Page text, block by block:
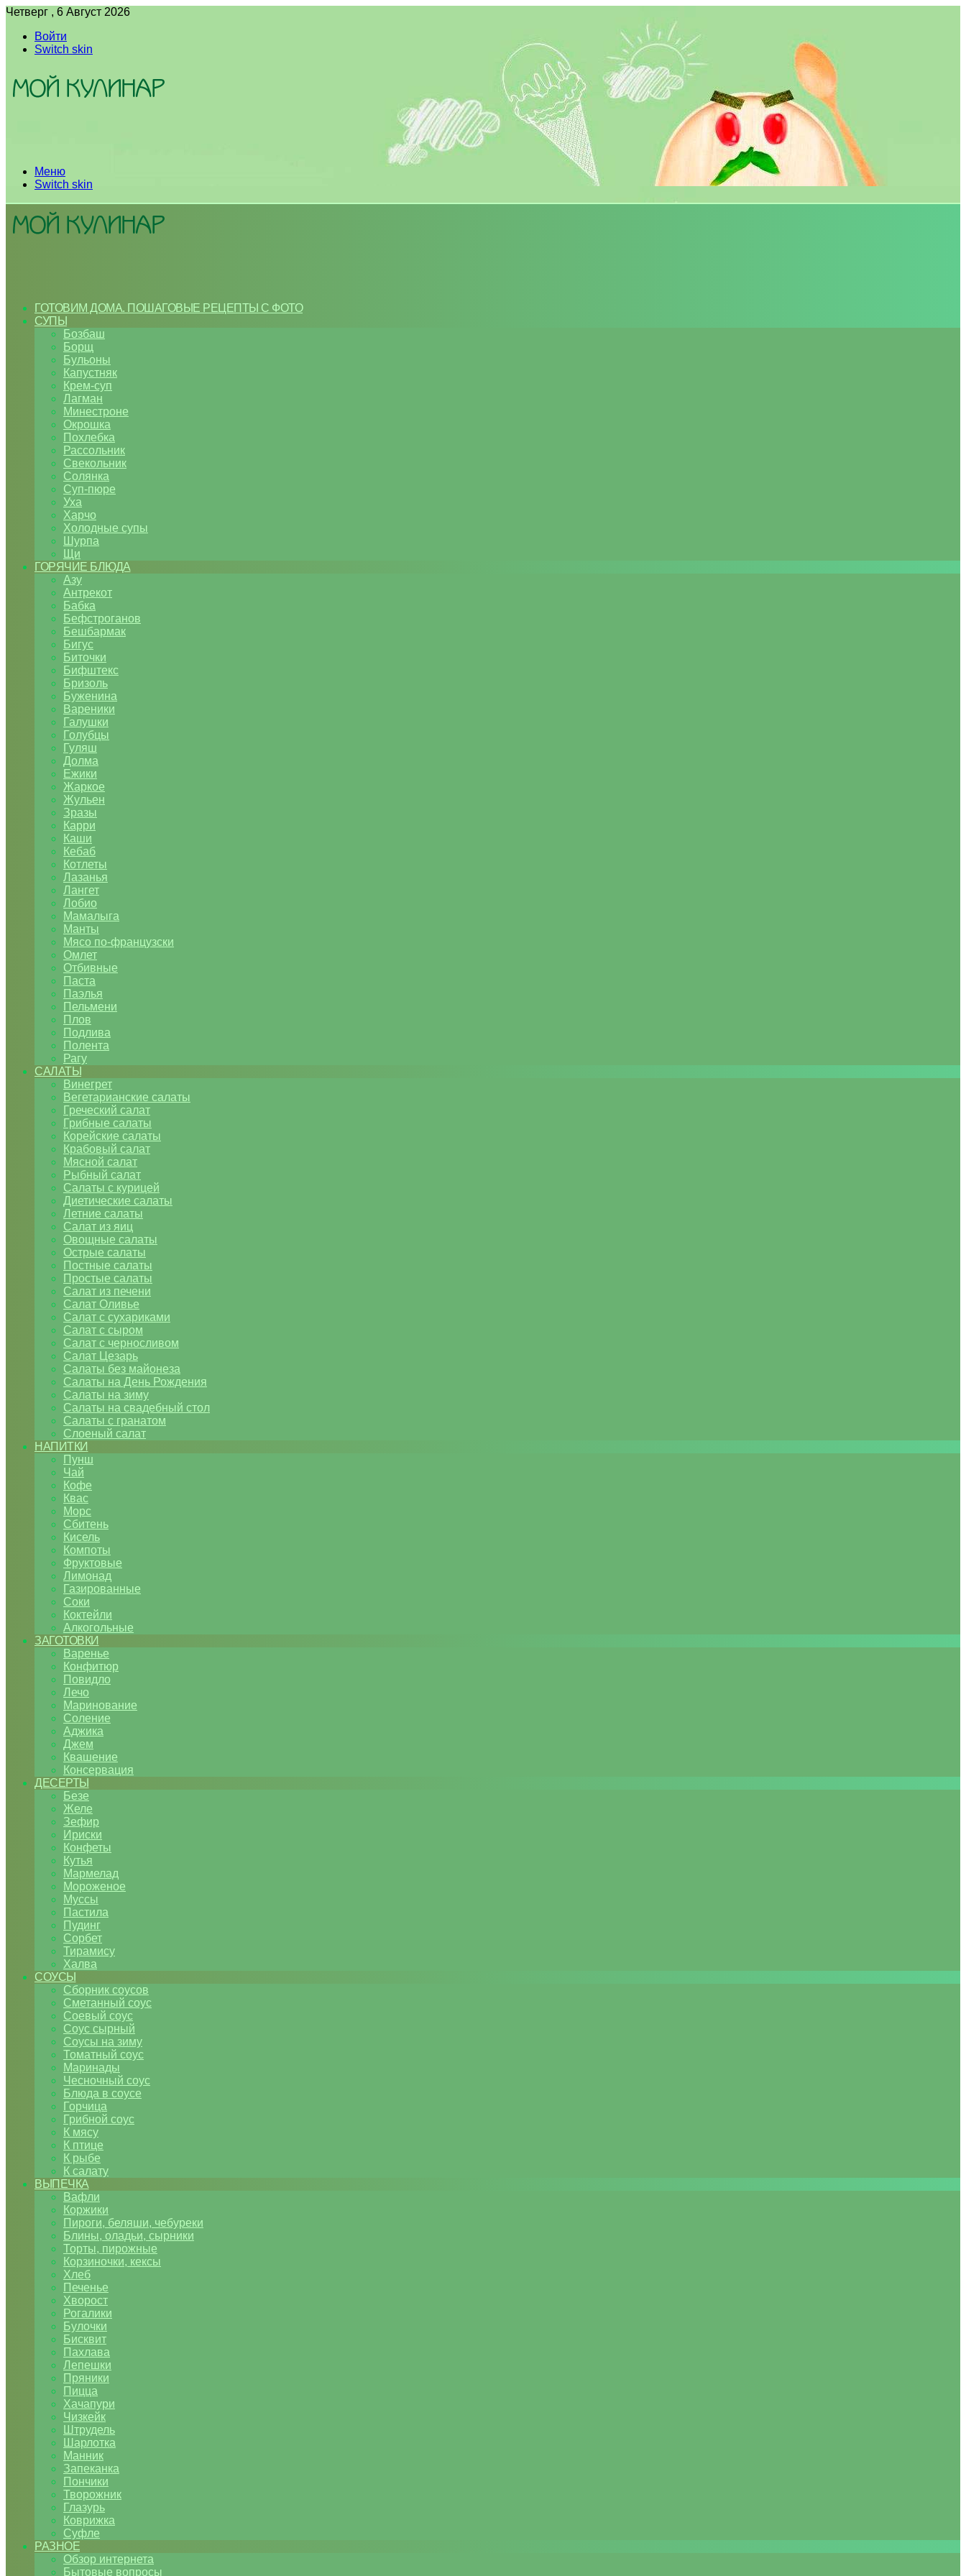
Четверг , 6 Август 2026
Войти
Switch skin
Меню
Switch skin
ГОТОВИМ ДОМА. ПОШАГОВЫЕ РЕЦЕПТЫ С ФОТО
СУПЫ
Бозбаш
Борщ
Бульоны
Капустняк
Крем-суп
Лагман
Минестроне
Окрошка
Похлебка
Рассольник
Свекольник
Солянка
Суп-пюре
Уха
Харчо
Холодные супы
Шурпа
Щи
ГОРЯЧИЕ БЛЮДА
Азу
Антрекот
Бабка
Бефстроганов
Бешбармак
Бигус
Биточки
Бифштекс
Бризоль
Буженина
Вареники
Галушки
Голубцы
Гуляш
Долма
Ежики
Жаркое
Жульен
Зразы
Карри
Каши
Кебаб
Котлеты
Лазанья
Лангет
Лобио
Мамалыга
Манты
Мясо по-французски
Омлет
Отбивные
Паста
Паэлья
Пельмени
Плов
Подлива
Полента
Рагу
САЛАТЫ
Винегрет
Вегетарианские салаты
Греческий салат
Грибные салаты
Корейские салаты
Крабовый салат
Мясной салат
Рыбный салат
Салаты с курицей
Диетические салаты
Летние салаты
Салат из яиц
Овощные салаты
Острые салаты
Постные салаты
Простые салаты
Салат из печени
Салат Оливье
Салат с сухариками
Салат с сыром
Салат с черносливом
Салат Цезарь
Салаты без майонеза
Салаты на День Рождения
Салаты на зиму
Салаты на свадебный стол
Салаты с гранатом
Слоеный салат
НАПИТКИ
Пунш
Чай
Кофе
Квас
Морс
Сбитень
Кисель
Компоты
Фруктовые
Лимонад
Газированные
Соки
Коктейли
Алкогольные
ЗАГОТОВКИ
Варенье
Конфитюр
Повидло
Лечо
Маринование
Соление
Аджика
Джем
Квашение
Консервация
ДЕСЕРТЫ
Безе
Желе
Зефир
Ириски
Конфеты
Кутья
Мармелад
Мороженое
Муссы
Пастила
Пудинг
Сорбет
Тирамису
Халва
СОУСЫ
Сборник соусов
Сметанный соус
Соевый соус
Соус сырный
Соусы на зиму
Томатный соус
Маринады
Чесночный соус
Блюда в соусе
Горчица
Грибной соус
К мясу
К птице
К рыбе
К салату
ВЫПЕЧКА
Вафли
Коржики
Пироги, беляши, чебуреки
Блины, оладьи, сырники
Торты, пирожные
Корзиночки, кексы
Хлеб
Печенье
Хворост
Рогалики
Булочки
Бисквит
Пахлава
Лепешки
Пряники
Пицца
Хачапури
Чизкейк
Штрудель
Шарлотка
Манник
Запеканка
Пончики
Творожник
Глазурь
Коврижка
Суфле
РАЗНОЕ
Обзор интернета
Бытовые вопросы